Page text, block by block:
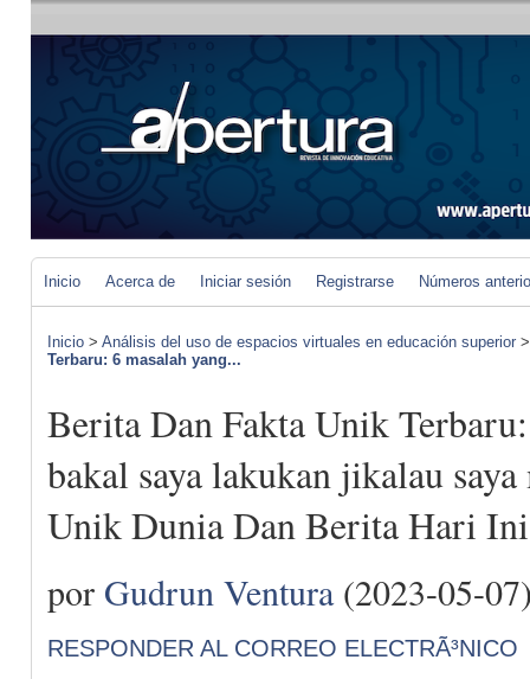
Inicio Acerca de Iniciar sesión Registrarse Números
Inicio > Análisis del uso de espacios virtuales en educación superior
Terbaru: 6 masalah yang...
Berita Dan Fakta Unik
bakal saya lakukan jikalau
Unik Dunia Dan Berita Hari Ini
por Gudrun Ventura(2023-05-
RESPONDER AL CORREO ELECTRÃ³NICO